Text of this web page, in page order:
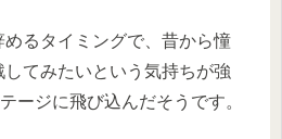
めるタイミングで、昔から憧
てみたいという気持ちが強
ージに飛び込んだそうです。